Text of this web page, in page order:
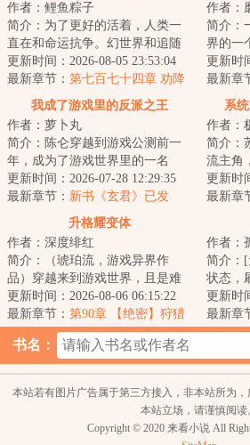
作者：鲤鱼粽子
简介：为了更好的活着，人类一
直在和命运抗争。幻世界和追随
者的出现，人类进入了领主时
代。领主也就是职...
更新时间：2026-08-05 23:53:04
最新章节： 第七百七十四章 劝降
作者：
简介：
界的一
再有舒
更新时
最新章
我成了游戏里的反派之王
作者：萝卜丸
简介：陈仑穿越到游戏公测前一
年，成为了游戏世界里的一名
NPC。于是，一个新的版本诞生
了……蒸汽朋克、...
更新时间：2026-07-28 12:29:35
最新章节： 新书《玄君》已发
系
作者：
简介：
流主角
之际。
天群。
更新时
最新章
升格耀变体
作者：深度绯红
简介：（琥珀流，游戏异界作
品）穿越来到游戏世界，且是难
度最高、生存环境最恶劣的两极
争霸版本。这是最...
更新时间：2026-08-06 06:15:22
最新章节： 第90章 【绝密】狩猎
作者：
简介：
状态，
当前巅
反馈，
更新时
最新章
快上！
书名：
本站若有图片广告属于第三方接入，非本站所为
本站立场，请谨慎阅读
Copyright © 2020 来看小说 All